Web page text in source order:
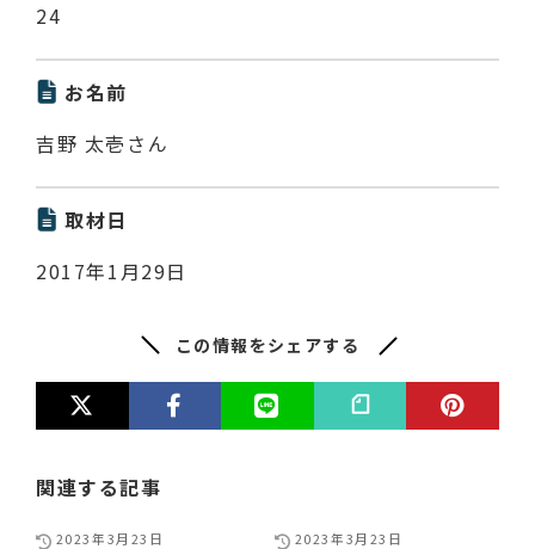
24
お名前
吉野 太壱さん
取材日
2017年1月29日
この情報をシェアする
関連する記事
2023年3月23日 2023年3月23日